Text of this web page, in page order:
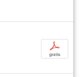
p
gratis